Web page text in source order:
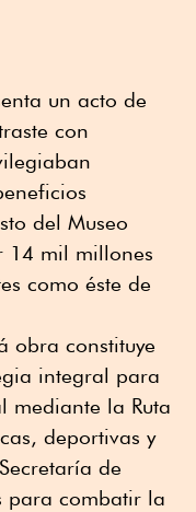
un acto de
con
del Museo
14 mil millones
como éste de
obra constituye
integral para
mediante la Ruta
deportivas y
de
para combatir la